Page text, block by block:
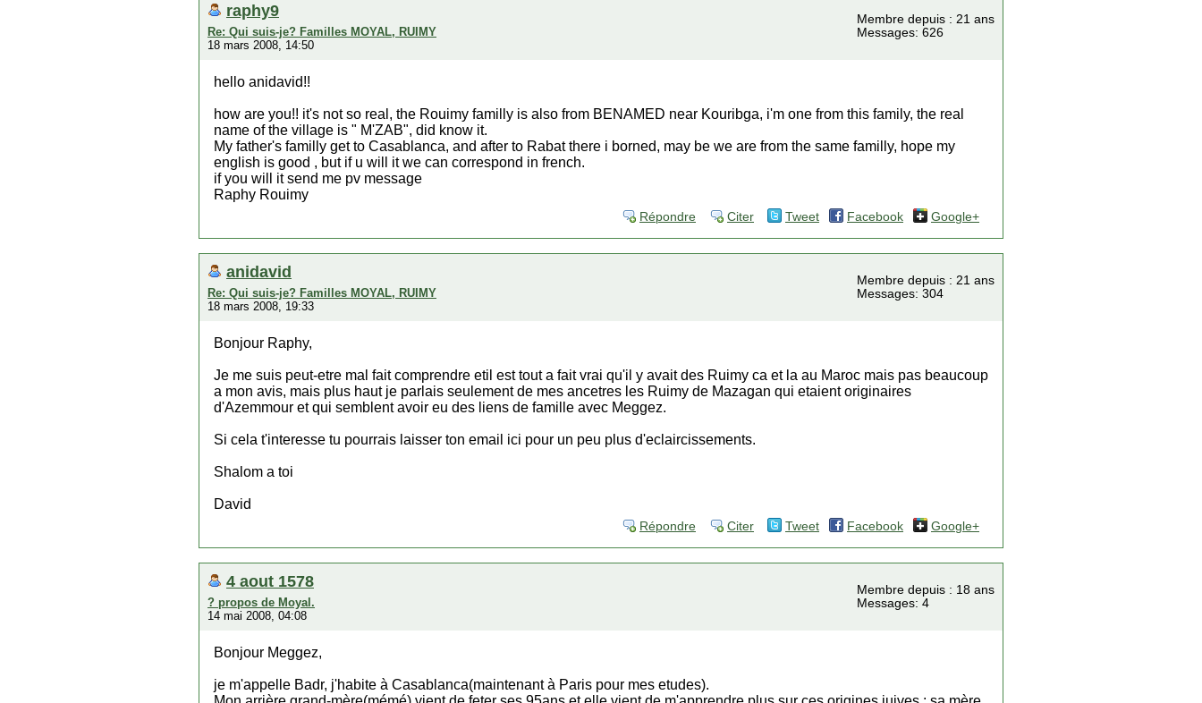
raphy9
Re: Qui suis-je? Familles MOYAL, RUIMY
18 mars 2008, 14:50
Membre depuis : 21 ans
Messages: 626
hello anidavid!!
how are you!! it's not so real, the Rouimy familly is also from BENAMED near Kouribga, i'm one from this family, the real
name of the village is " M'ZAB", did know it.
My father's familly get to Casablanca, and after to Rabat there i borned, may be we are from the same familly, hope my
english is good , but if u will it we can correspond in french.
if you will it send me pv message
Raphy Rouimy
Répondre Citer Tweet Facebook Google+
anidavid
Re: Qui suis-je? Familles MOYAL, RUIMY
18 mars 2008, 19:33
Membre depuis : 21 ans
Messages: 304
Bonjour Raphy,
Je me suis peut-etre mal fait comprendre etil est tout a fait vrai qu'il y avait des Ruimy ca et la au Maroc mais pas beaucoup
a mon avis, mais plus haut je parlais seulement de mes ancetres les Ruimy de Mazagan qui etaient originaires
d'Azemmour et qui semblent avoir eu des liens de famille avec Meggez.
Si cela t'interesse tu pourrais laisser ton email ici pour un peu plus d'eclaircissements.
Shalom a toi
David
Répondre Citer Tweet Facebook Google+
4 aout 1578
? propos de Moyal.
14 mai 2008, 04:08
Membre depuis : 18 ans
Messages: 4
Bonjour Meggez,
je m'appelle Badr, j'habite à Casablanca(maintenant à Paris pour mes etudes).